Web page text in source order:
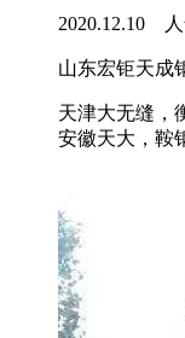
2020.12.10 人
山东宏钜天成
天津大无缝，
安徽天大，鞍